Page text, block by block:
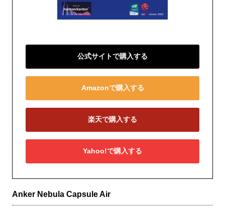
公式サイトで購入する
Amazonで購入する
楽天で購入する
Yahoo!で購入する
Anker Nebula Capsule Air